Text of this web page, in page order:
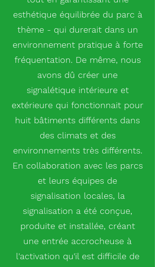
esthétique équilibrée du parc à
thème - qui durerait dans un
environnement pratique à forte
fréquentation. De même, nous
avons dû créer une
signalétique intérieure et
extérieure qui fonctionnait pour
huit bâtiments différents dans
des climats et des
environnements très différents.
En collaboration avec les parcs
et leurs équipes de
signalisation locales, la
signalisation a été conçue,
produite et installée, créant
une entrée accrocheuse à
l'activation qu'il est difficile de